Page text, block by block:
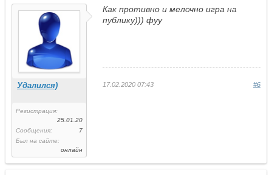
Удалился)
Регистрация:
25.01.20
Сообщения:
7
Был на сайте:
онлайн
Как противно и мелочно игра на
публику))) фуу
17.02.2020 07:43 #6